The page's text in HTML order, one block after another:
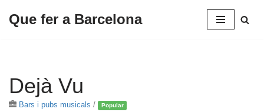
Que fer a Barcelona
Dejà Vu
Bars i pubs musicals / Popular